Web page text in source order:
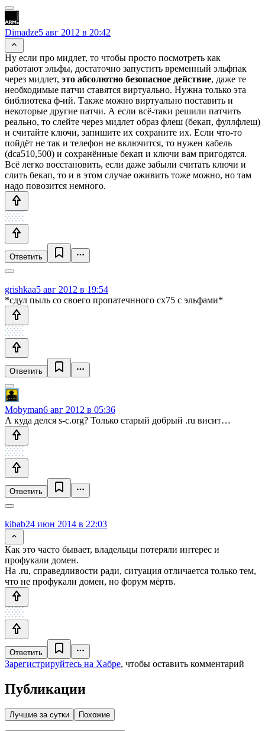
Dimadze5 авг 2012 в 20:42
Ну если про мидлет, то чтобы просто посмотреть как
работают эльфы, достаточно запустить временный эльфпак
через мидлет, это абсолютно безопасное действие, даже те
необходимые патчи ставятся виртуально. Нужна только эта
библиотека ф-ий. Также можно виртуально поставить и
некоторые другие патчи. А если всё-таки решили патчить
реально, то слейте через мидлет образ флеш (бекап, фуллфлеш)
и считайте ключи, запишите их сохраните их. Если что-то
пойдёт не так и телефон не включится, то нужен кабель
(dca510,500) и сохранённые бекап и ключи вам пригодятся.
Всё легко восстановить, если даже забыли считать ключи и
слить бекап, то и в этом случае оживить тоже можно, но там
надо повозится немного.
Ответить
grishkaa5 авг 2012 в 19:54
*сдул пыль со своего пропатечнного сх75 с эльфами*
Ответить
Mobyman6 авг 2012 в 05:36
А куда делся s-c.org? Только старый добрый .ru висит…
Ответить
kibab24 июн 2014 в 22:03
Как это часто бывает, владельцы потеряли интерес и
профукали домен.
На .ru, справедливости ради, ситуация отличается только тем,
что не профукали домен, но форум мёртв.
Ответить
Зарегистрируйтесь на Хабре, чтобы оставить комментарий
Публикации
Лучшие за сутки Похожие